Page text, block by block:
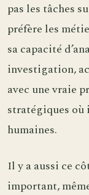
pas les tâches
préfère les
sa capacité
investigation,
avec une vraie
stratégiques où
humaines.
Il y a aussi ce
important,